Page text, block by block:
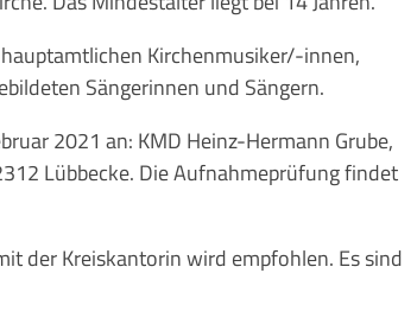
Kirchenmusiker/-innen,
Sängerinnen und Sängern.
2021 an: KMD Heinz-Hermann Grube,
Lübbecke. Die Aufnahmeprüfung findet
der Kreiskantorin wird empfohlen. Es sind